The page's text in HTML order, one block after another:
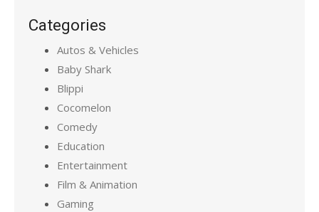
Categories
Autos & Vehicles
Baby Shark
Blippi
Cocomelon
Comedy
Education
Entertainment
Film & Animation
Gaming